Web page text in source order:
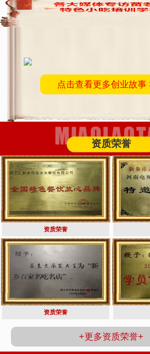
点击查看更多创业故事
资质荣誉
资质荣誉
资质荣誉
+更多资质荣誉+